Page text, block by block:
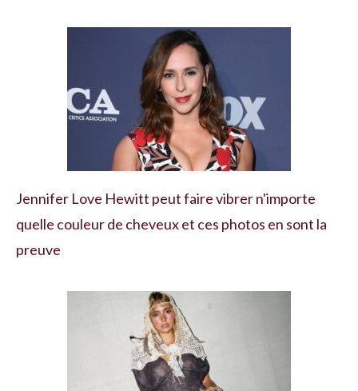
Jennifer Love Hewitt peut faire vibrer n'importe
quelle couleur de cheveux et ces photos en sont la
preuve